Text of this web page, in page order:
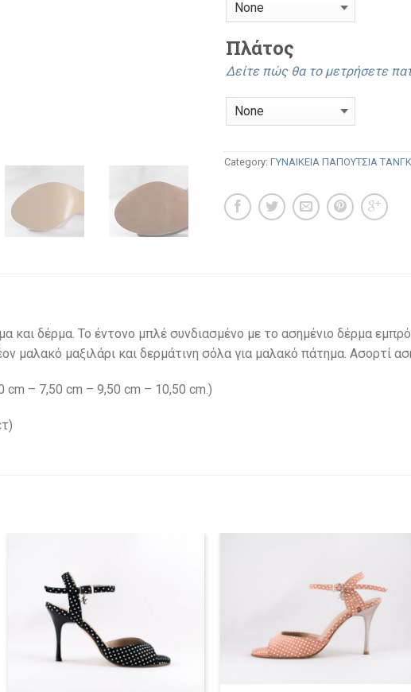
Πλάτος
Δείτε πώς θα το μετρήσετε
Category: ΓΥΝΑΙΚΕΙΑ ΠΑΠΟΥΤΣΙΑ
και δέρμα. Το έντονο μπλέ συνδιασμένο με το ασημένιο δέρμα
μαλακό μαξιλάρι και δερμάτινη σόλα για μαλακό πάτημα. Ασορτί
cm – 7,50 cm – 9,50 cm – 10,50 cm.)